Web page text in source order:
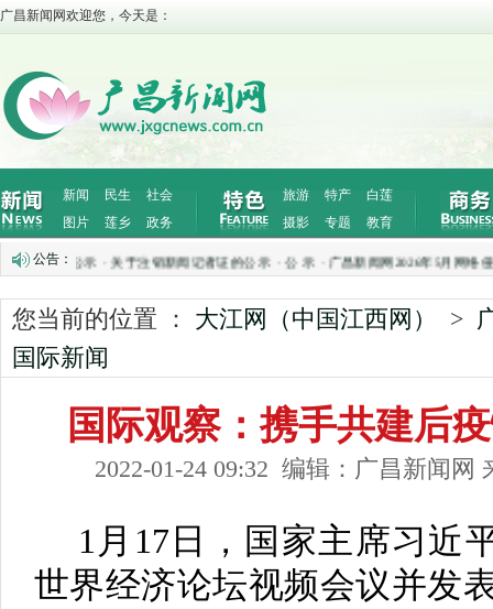
广昌新闻网欢迎您，今天是：
新闻 民生
社会
图片
莲乡 政务
旅游 特产
白莲
摄影
专题 教育
公告：
情况公示· 关于注销新闻记者证的公示·公 示 ·广昌新闻网2026年5月网络侵权举
您当前的位置 ： 大江网（中国江西网） >
国际新闻
国际观察：携手共建后
2022-01-24 09:32 编辑：广昌新闻网
1月17日，国家主席习近
世界经济论坛视频会议并发